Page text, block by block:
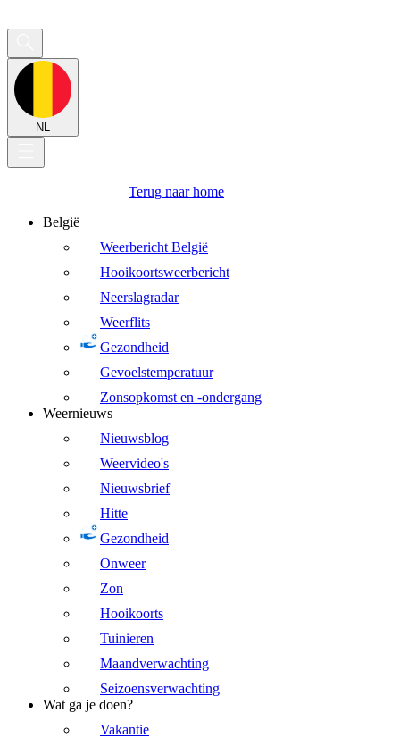
NL
Terug naar home
België
Weerbericht België
Hooikoortsweerbericht
Neerslagradar
Weerflits
Gezondheid
Gevoelstemperatuur
Zonsopkomst en -ondergang
Weernieuws
Nieuwsblog
Weervideo's
Nieuwsbrief
Hitte
Gezondheid
Onweer
Zon
Hooikoorts
Tuinieren
Maandverwachting
Seizoensverwachting
Wat ga je doen?
Vakantie